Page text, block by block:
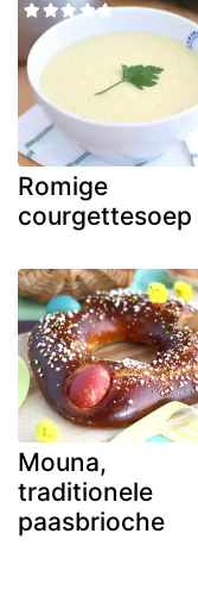
Romige
courgettesoep
Mouna,
traditionele
paasbrioche